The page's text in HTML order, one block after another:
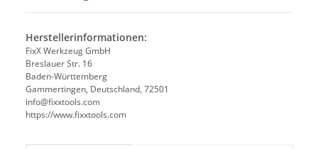
Herstellerinformationen:
FixX Werkzeug GmbH
Breslauer Str. 16
Baden-Württemberg
Gammertingen, Deutschland, 72501
info@fixxtools.com
https://www.fixxtools.com